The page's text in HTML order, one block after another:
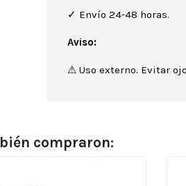
✓ Envío 24-48 horas.
Aviso:
⚠ Uso externo. Evitar
compraron: